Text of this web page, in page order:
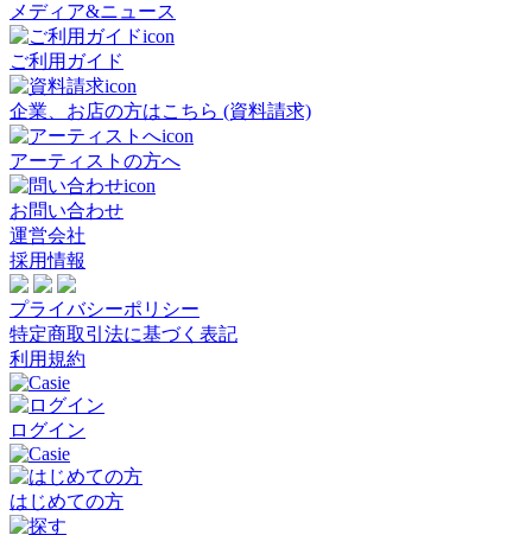
メディア&ニュース
ご利用ガイド
企業、お店の方はこちら (資料請求)
アーティストの方へ
お問い合わせ
運営会社
採用情報
プライバシーポリシー
特定商取引法に基づく表記
利用規約
ログイン
はじめての方